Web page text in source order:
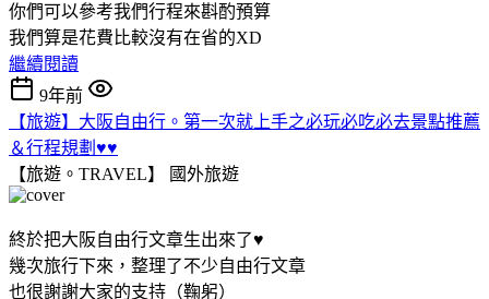
你們可以參考我們行程來斟酌預算
我們算是花費比較沒有在省的XD
繼續閱讀
9年前
【旅遊】大阪自由行。第一次就上手之必玩必吃必去景點推薦
＆行程規劃♥♥
【旅遊。TRAVEL】
國外旅遊
終於把大阪自由行文章生出來了♥
幾次旅行下來，整理了不少自由行文章
也很謝謝大家的支持（鞠躬）